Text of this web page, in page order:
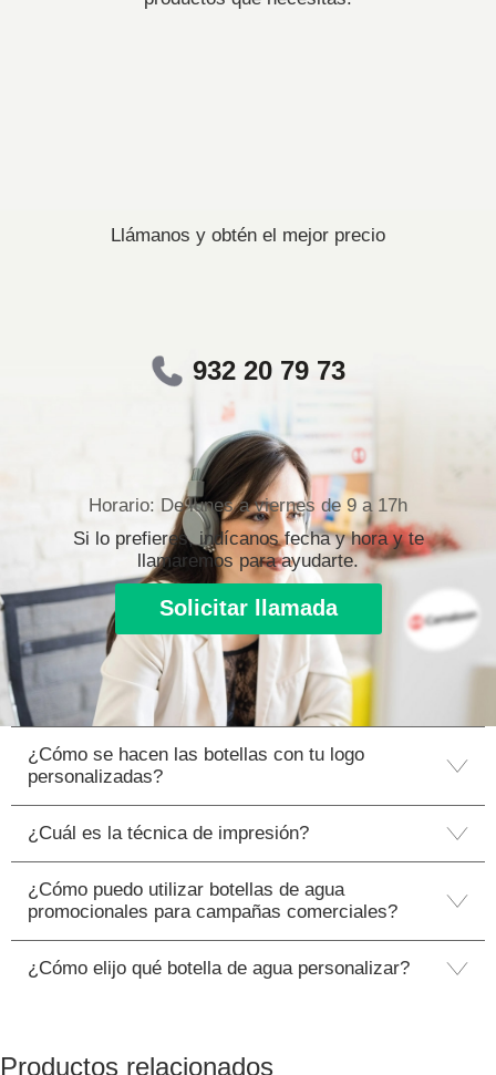
Llámanos y obtén el mejor precio
932 20 79 73
Horario: De lunes a viernes de 9 a 17h
Si lo prefieres, indícanos fecha y hora y te
llamaremos para ayudarte.
Solicitar llamada
¿Cómo se hacen las botellas con tu logo
personalizadas?
¿Cuál es la técnica de impresión?
¿Cómo puedo utilizar botellas de agua
promocionales para campañas comerciales?
¿Cómo elijo qué botella de agua personalizar?
Productos relacionados